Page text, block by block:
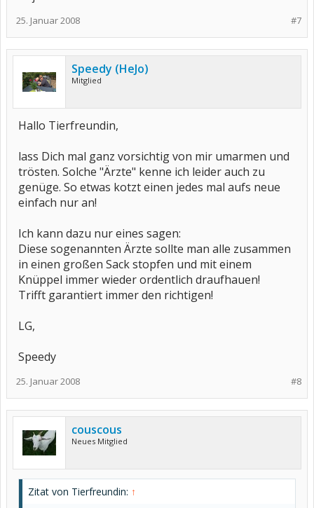
hoffe, dir weiter geholfen zu haben
alles gute!
#7
25. Januar 2008
Speedy (HeJo)
Mitglied
Hallo Tierfreundin,
lass Dich mal ganz vorsichtig von mir umarmen und
trösten. Solche "Ärzte" kenne ich leider auch zu
genüge. So etwas kotzt einen jedes mal aufs neue
einfach nur an!
Ich kann dazu nur eines sagen:
Diese sogenannten Ärzte sollte man alle zusammen
in einen großen Sack stopfen und mit einem
Knüppel immer wieder ordentlich draufhauen!
Trifft garantiert immer den richtigen!
LG,
Speedy
#8
25. Januar 2008
couscous
Neues Mitglied
Zitat von Tierfreundin: ↑